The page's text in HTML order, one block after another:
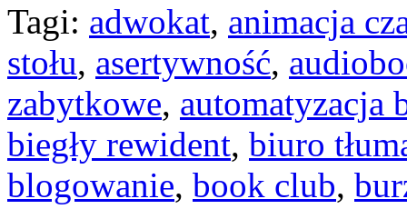
Tagi: adwokat, animacja
stołu, asertywność,
zabytkowe, automatyzacja
biegły rewident, biuro
blogowanie, book club,